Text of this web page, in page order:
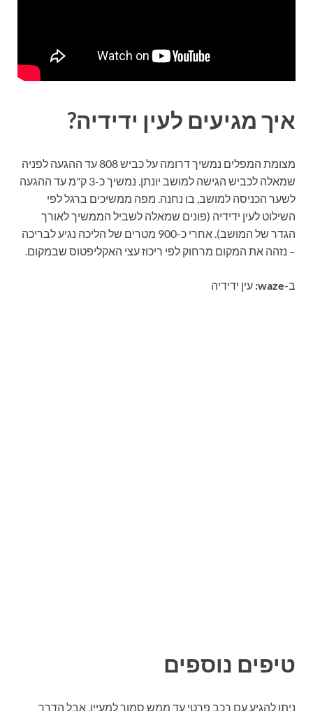
איך מגיעים לעין ידידיה?
מצומת המפלים נמשיך דרומה על כביש 808 עד ההגעה לפניה
שמאלה לכביש הגישה למושב יונתן. נמשיך כ-3 ק"מ עד ההגעה
לשער הכניסה למושב, בו נחנה. מפה ממשיכים ברגל לפי
השילוט לעין ידידיה (פונים שמאלה לשביל הממשיך לאורך
הגדר של המושב). אחרי כ-900 מטרים של הליכה נגיע לבריכה
– נזהה את המקום מרחוק לפי ריכוז עצי האקליפטוס שבמקום.
ב-waze: עין ידידיה
טיפים נוספים
ניתן להגיע עם רכב פרטי עד ממש סמוך למעיין, אבל הדרך